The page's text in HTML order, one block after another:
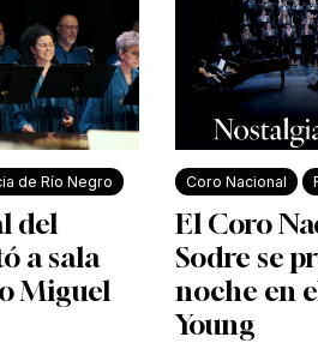
de Río Negro
del
a sala
Miguel
Coro Nacional
El Coro
Sodre se
noche en
Young